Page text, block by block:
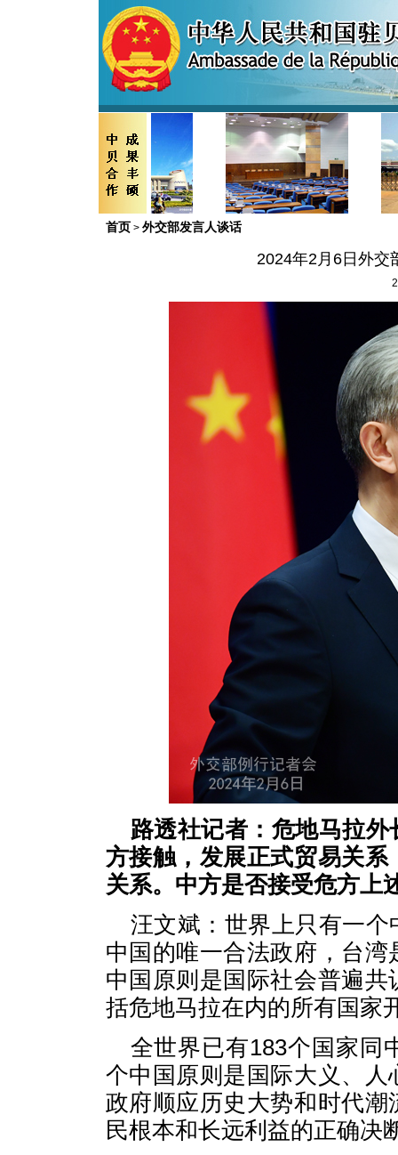
首页 > 外交部发言人谈话
2024年2月6日外交
路透社记者：危地马拉
方接触，发展正式贸易关
关系。中方是否接受危方上
汪文斌：世界上只有一
中国的唯一合法政府，台
中国原则是国际社会普遍
括危地马拉在内的所有国家
全世界已有183个国家同
个中国原则是国际大义、
政府顺应历史大势和时代
民根本和长远利益的正确决